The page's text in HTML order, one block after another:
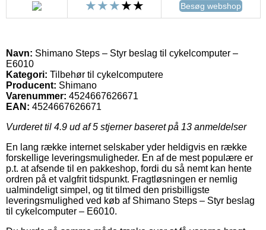
Besøg webshop
Navn: Shimano Steps – Styr beslag til cykelcomputer –
E6010
Kategori: Tilbehør til cykelcomputere
Producent: Shimano
Varenummer: 4524667626671
EAN: 4524667626671
Vurderet til 4.9 ud af 5 stjerner baseret på 13 anmeldelser
En lang række internet selskaber yder heldigvis en række
forskellige leveringsmuligheder. En af de mest populære er
p.t. at afsende til en pakkeshop, fordi du så nemt kan hente
ordren på et valgfrit tidspunkt. Fragtløsningen er nemlig
ualmindeligt simpel, og tit tilmed den prisbilligste
leveringsmulighed ved køb af Shimano Steps – Styr beslag
til cykelcomputer – E6010.